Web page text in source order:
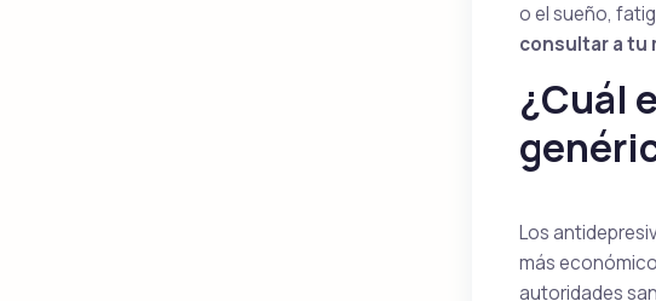
o el sueño,
consultar a tu
¿Cuál
Los
más
autoridades